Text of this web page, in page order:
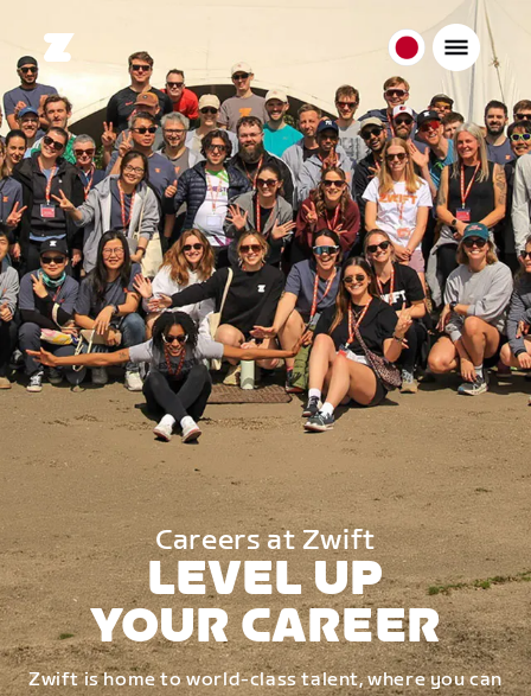
日
本
日
本
語
Careers at Zwift
LEVEL UP
YOUR CAREER
Zwift is home to world-class talent, where you can